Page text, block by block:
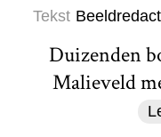
Tekst
Duizenden
Malieveld